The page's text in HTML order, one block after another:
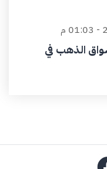
الذهب في